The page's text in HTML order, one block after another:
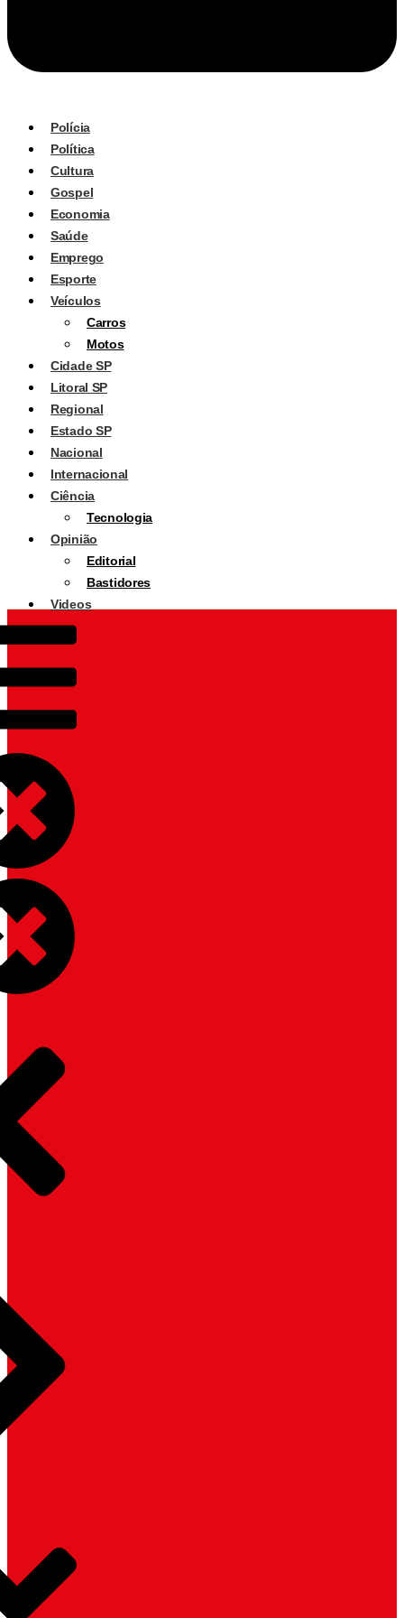
Polícia
Política
Cultura
Gospel
Economia
Saúde
Emprego
Esporte
Veículos
Carros
Motos
Cidade SP
Litoral SP
Regional
Estado SP
Nacional
Internacional
Ciência
Tecnologia
Opinião
Editorial
Bastidores
Videos